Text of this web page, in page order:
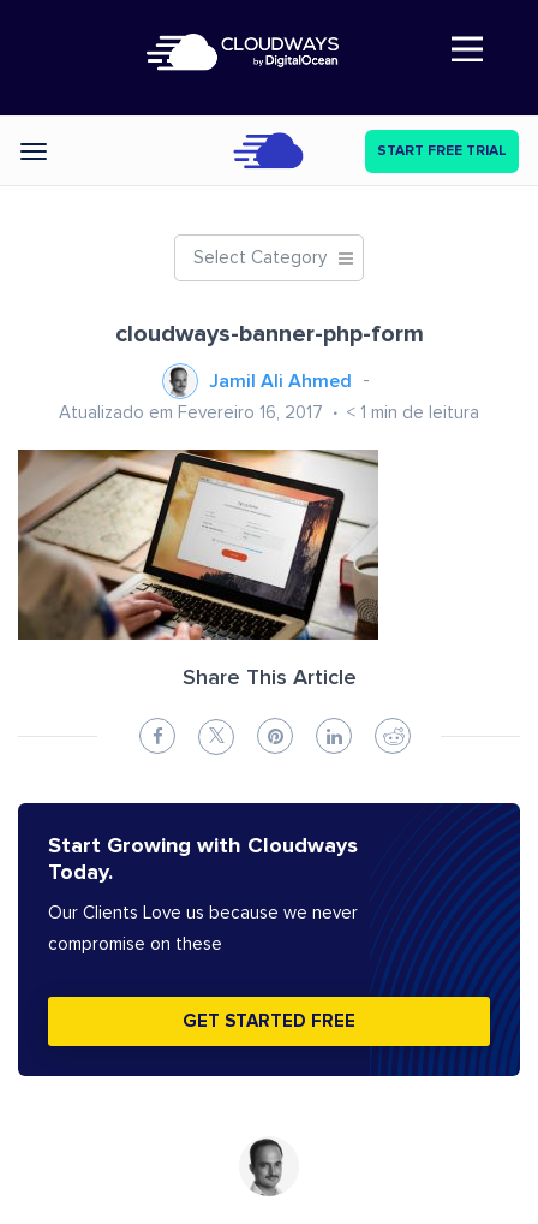
Abre a navegação
Categories START FREE TRIAL
Select Category
cloudways-banner-php-form
Jamil Ali Ahmed
Atualizado em Fevereiro 16, 2017 < 1 min de leitura
Share This Article
Start Growing with Cloudways
Today.
Our Clients Love us because we never
compromise on these
GET STARTED FREE